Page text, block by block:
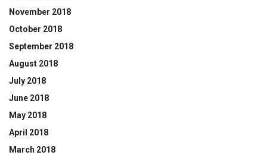
November 2018
October 2018
September 2018
August 2018
July 2018
June 2018
May 2018
April 2018
March 2018